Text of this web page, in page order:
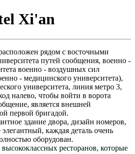
Xi'an
рядом с восточными
путей сообщения, военно -
военно - воздушных сил
- медицинского университета),
университета, линия метро 3,
налево, чтобы войти в ворота
является внешней
первой бригадой.
здание двора, дизайн номеров,
каждая деталь очень
оборудован.
ресторанов, которые